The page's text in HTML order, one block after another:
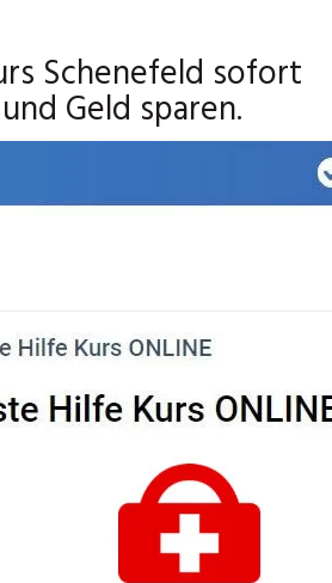
Schenefeld sofort
Geld sparen.